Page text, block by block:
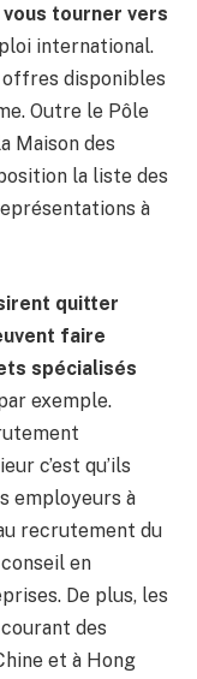
vous tourner vers
international.
disponibles
Outre le Pôle
Maison des
la liste des
à
quitter
faire
spécialisés
exemple.
c’est qu’ils
employeurs à
recrutement du
en
De plus, les
des
et à Hong